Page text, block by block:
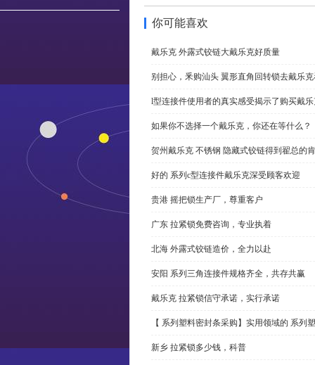
你可能喜欢
戴乐克 外露式铰链大戴乐克好质量
别担心，釆购汕头 翼形直角回转锁去戴乐
l型连接件使用者的真实感受揭示了购买戴
如果你不选择一个戴乐克，你还在等什么？
贺州戴乐克 不锈钢 隐藏式铰链得到翟总的
好的 系列c型连接件戴乐克深受顾客欢迎
贵港 摇把锁生产厂，尊重客户
广东 拉紧锁免费咨询，专业执着
北海 外露式铰链造价，全力以赴
安阳 系列三角连接件规格齐全，共存共赢
戴乐克 拉紧锁信守承诺，实行承诺
【 系列塑料密封条采购】实用领域的 系列
新乡 拉紧锁多少钱，科普